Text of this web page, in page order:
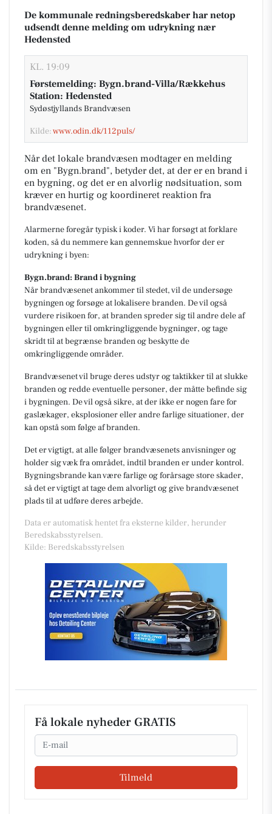
De kommunale redningsberedskaber har netop
udsendt denne melding om udrykning nær
Hedensted
KL. 19:09
Førstemelding: Bygn.brand-Villa/Rækkehus
Station: Hedensted
Sydøstjyllands Brandvæsen
Kilde:www.odin.dk/112puls/
Når det lokale brandvæsen modtager en melding
om en "Bygn.brand", betyder det, at der er en brand i
en bygning, og det er en alvorlig nødsituation, som
kræver en hurtig og koordineret reaktion fra
brandvæsenet.
Alarmerne foregår typisk i koder. Vi har forsøgt at forklare
koden, så du nemmere kan gennemskue hvorfor der er
udrykning i byen:
Bygn.brand: Brand i bygning
Når brandvæsenet ankommer til stedet, vil de undersøge
bygningen og forsøge at lokalisere branden. De vil også
vurdere risikoen for, at branden spreder sig til andre dele af
bygningen eller til omkringliggende bygninger, og tage
skridt til at begrænse branden og beskytte de
omkringliggende områder.
Brandvæsenet vil bruge deres udstyr og taktikker til at slukke
branden og redde eventuelle personer, der måtte befinde sig
i bygningen. De vil også sikre, at der ikke er nogen fare for
gaslækager, eksplosioner eller andre farlige situationer, der
kan opstå som følge af branden.
Det er vigtigt, at alle følger brandvæsenets anvisninger og
holder sig væk fra området, indtil branden er under kontrol.
Bygningsbrande kan være farlige og forårsage store skader,
så det er vigtigt at tage dem alvorligt og give brandvæsenet
plads til at udføre deres arbejde.
Data er automatisk hentet fra eksterne kilder, herunder
Beredskabsstyrelsen.
Kilde: Beredskabsstyrelsen
Få lokale nyheder GRATIS
Email
Tilmeld